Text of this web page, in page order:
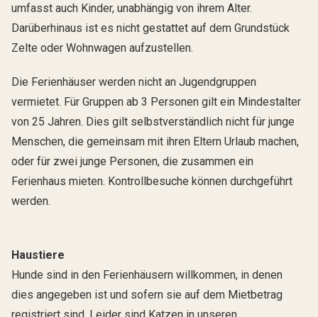
umfasst auch Kinder, unabhängig von ihrem Alter.
Darüberhinaus ist es nicht gestattet auf dem Grundstück
Zelte oder Wohnwagen aufzustellen.
Die Ferienhäuser werden nicht an Jugendgruppen
vermietet. Für Gruppen ab 3 Personen gilt ein Mindestalter
von 25 Jahren. Dies gilt selbstverständlich nicht für junge
Menschen, die gemeinsam mit ihren Eltern Urlaub machen,
oder für zwei junge Personen, die zusammen ein
Ferienhaus mieten. Kontrollbesuche können durchgeführt
werden.
Haustiere
Hunde sind in den Ferienhäusern willkommen, in denen
dies angegeben ist und sofern sie auf dem Mietbetrag
registriert sind. Leider sind Katzen in unseren